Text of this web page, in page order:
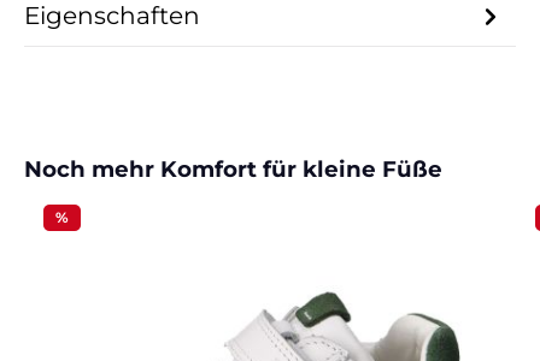
Eigenschaften
Produktgalerie überspringen
Noch mehr Komfort für kleine Füße
%